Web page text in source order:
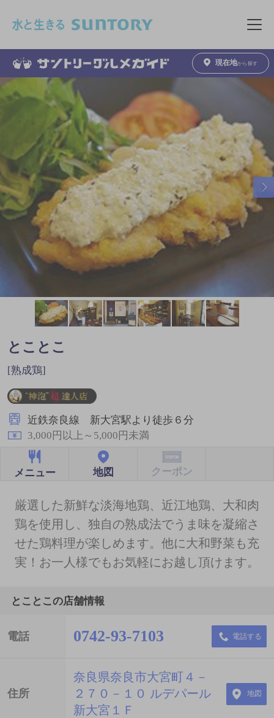
メニュ
現在地から探す
とことこ
[熟成鶏]
近鉄奈良線 新大宮駅より徒歩６分
3,000円以上～5,000円未満
メニュー 地図 クーポン
厳選した新鮮な淡海地鶏、近江地鶏、大和肉
鶏を使用し、独自の熟成法でうま味を凝縮さ
せた鶏料理が楽しめます。他に大和野菜も充
実！お一人様でもお気軽にお越し頂けます。
とことこの店舗情報
電話 0742-93-7103 電話する
住所
奈良県奈良市大宮町４－
２７０－１０ ルデパール
新大宮１Ｆ
地図